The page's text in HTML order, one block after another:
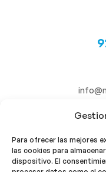
Para ofrecer las mejores
las cookies para
dispositivo. El